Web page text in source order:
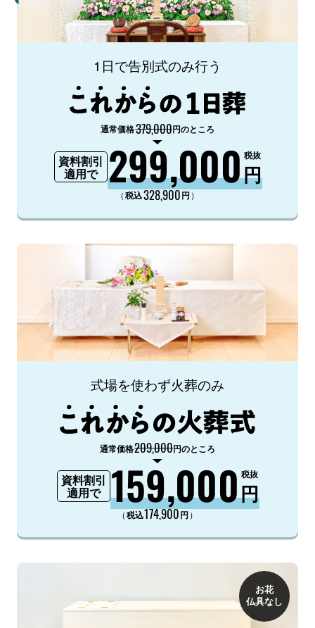
1日で告別式のみ行う
通常価格379,000円のところ
資料割引
適用で
299,000円
税抜
（税込328,900円 ）
式場を使わず火葬のみ
通常価格209,000円のところ
資料割引
適用で
159,000円
税抜
（税込174,900円 ）
お花
仏具なし